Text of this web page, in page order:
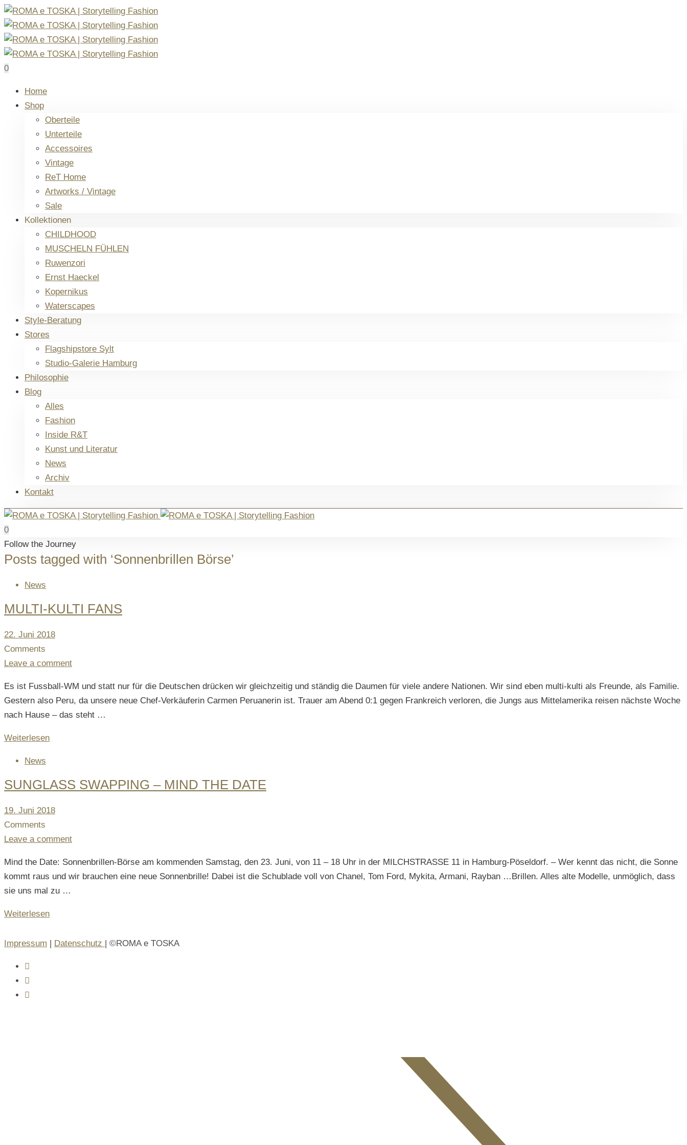
0
Home
Shop
Oberteile
Unterteile
Accessoires
Vintage
ReT Home
Artworks / Vintage
Sale
Kollektionen
CHILDHOOD
MUSCHELN FÜHLEN
Ruwenzori
Ernst Haeckel
Kopernikus
Waterscapes
Style-Beratung
Stores
Flagshipstore Sylt
Studio-Galerie Hamburg
Philosophie
Blog
Alles
Fashion
Inside R&T
Kunst und Literatur
News
Archiv
Kontakt
0
Follow the Journey
Posts tagged with ‘Sonnenbrillen Börse’
News
MULTI-KULTI FANS
Posted
on
22. Juni 2018
Comments
Leave a comment
Es ist Fussball-WM und statt nur für die Deutschen drücken wir gleichzeitig und ständig die Daumen für viele andere Nationen. Wir sind eben multi-kulti als Freunde, als Familie.
Gestern also Peru, da unsere neue Chef-Verkäuferin Carmen Peruanerin ist. Trauer am Abend 0:1 gegen Frankreich verloren, die Jungs aus Mittelamerika reisen nächste Woche
nach Hause – das steht …
Weiterlesen
News
SUNGLASS SWAPPING – MIND THE DATE
Posted
on
19. Juni 2018
Comments
Leave a comment
Mind the Date: Sonnenbrillen-Börse am kommenden Samstag, den 23. Juni, von 11 – 18 Uhr in der MILCHSTRASSE 11 in Hamburg-Pöseldorf. – Wer kennt das nicht, die Sonne
kommt raus und wir brauchen eine neue Sonnenbrille! Dabei ist die Schublade voll von Chanel, Tom Ford, Mykita, Armani, Rayban …Brillen. Alles alte Modelle, unmöglich, dass
sie uns mal zu …
Weiterlesen
Impressum | Datenschutz | ©ROMA e TOSKA